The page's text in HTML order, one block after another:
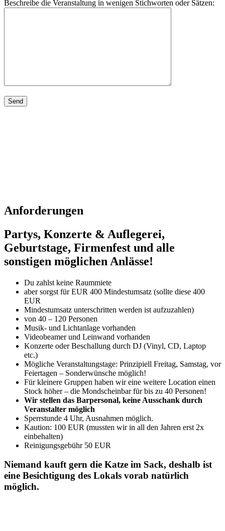
Beschreibe die Veranstaltung in wenigen Stichworten oder Sätzen:
Anforderungen
Partys, Konzerte & Auflegerei,
Geburtstage, Firmenfest und alle
sonstigen möglichen Anlässe!
Du zahlst keine Raummiete
aber sorgst für EUR 400 Mindestumsatz (sollte diese 400
EUR
Mindestumsatz unterschritten werden ist aufzuzahlen)
von 40 – 120 Personen
Musik- und Lichtanlage vorhanden
Videobeamer und Leinwand vorhanden
Konzerte oder Beschallung durch DJ (Vinyl, CD, Laptop
etc.)
Mögliche Veranstaltungstage: Prinzipiell Freitag, Samstag, vor
Feiertagen – Sonderwünsche möglich!
Für kleinere Gruppen haben wir eine weitere Location einen
Stock höher – die Mondscheinbar für bis zu 40 Personen!
Wir stellen das Barpersonal, keine Ausschank durch
Veranstalter möglich
Sperrstunde 4 Uhr, Ausnahmen möglich.
Kaution: 100 EUR (mussten wir in all den Jahren erst 2x
einbehalten)
Reinigungsgebühr 50 EUR
Niemand kauft gern die Katze im Sack, deshalb ist
eine Besichtigung des Lokals vorab natürlich
möglich.